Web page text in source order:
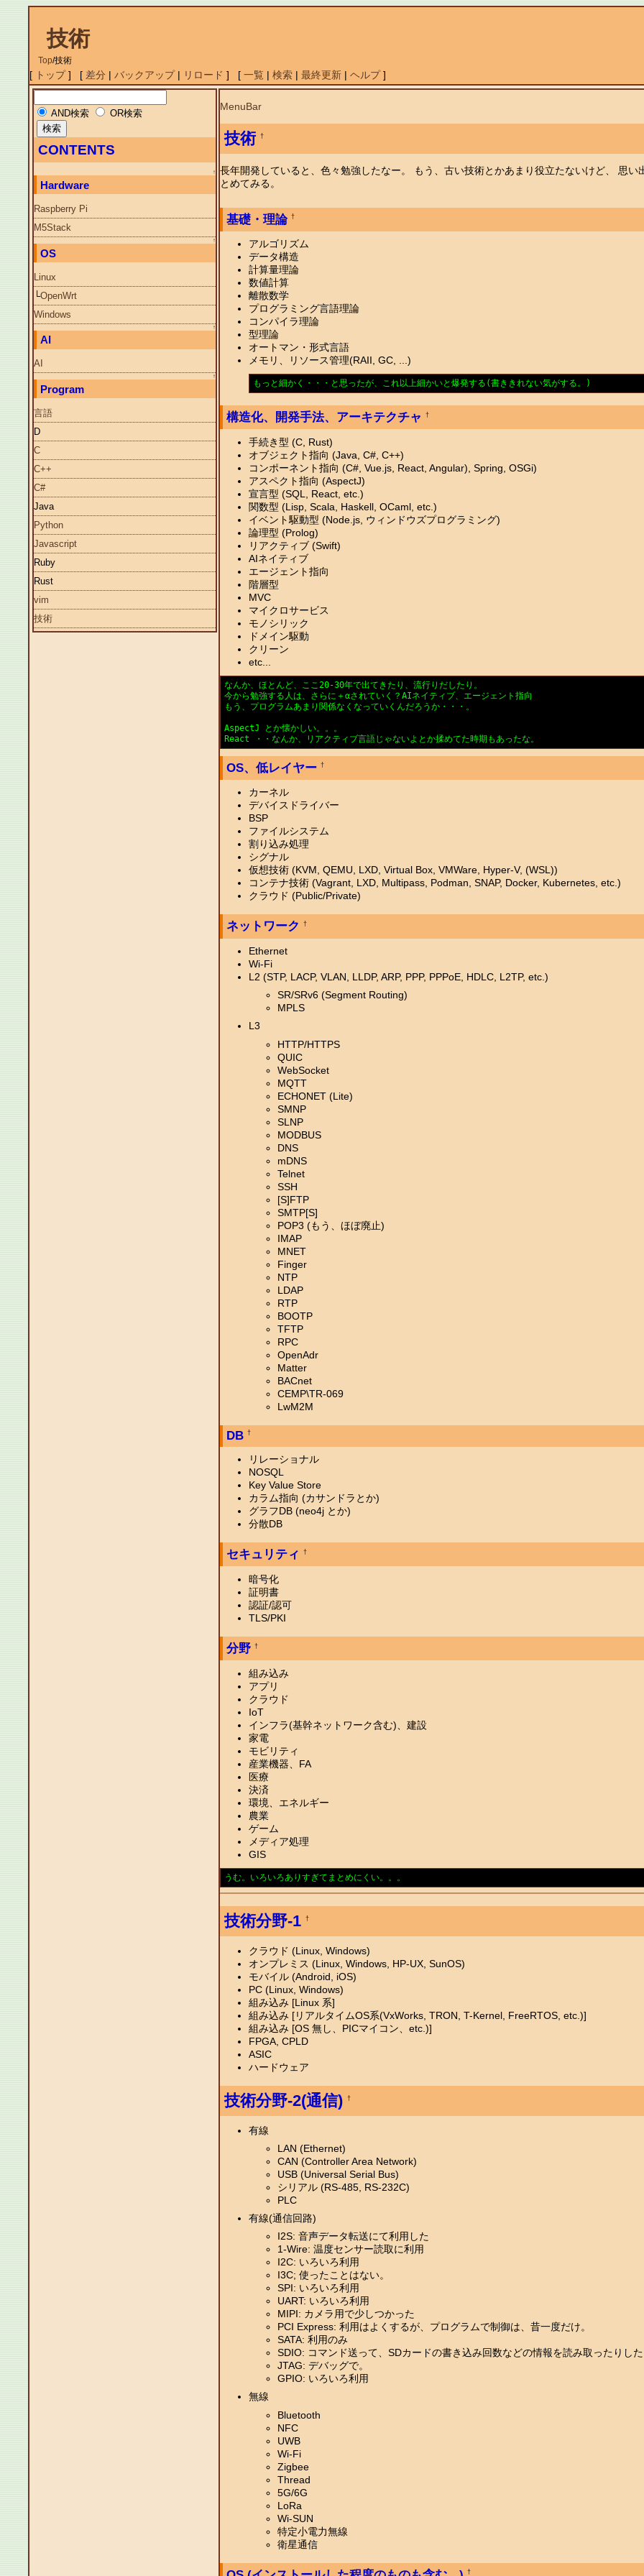
技術
Top/技術
[ トップ] [ 差分 |バックアップ| リロード ] [一覧 |検索 |最終更新 |ヘルプ]
AND検索 OR検索
CONTENTS
↑
Hardware
Raspberry Pi
M5Stack
↑
OS
Linux
└OpenWrt
Windows
↑
AI
AI
↑
Program
言語
D
C
C++
C#
Java
Python
Javascript
Ruby
Rust
vim
技術
MenuBar
技術 †
長年開発していると、色々勉強したなー。 もう、古い技術とかあまり役立たないけど、 思
とめてみる。
基礎・理論 †
アルゴリズム
データ構造
計算量理論
数値計算
離散数学
プログラミング言語理論
コンパイラ理論
型理論
オートマン・形式言語
メモリ、リソース管理(RAII, GC, ...)
もっと細かく・・・と思ったが、これ以上細かいと爆発する(書ききれない気がする。)
構造化、開発手法、アーキテクチャ †
手続き型 (C, Rust)
オブジェクト指向 (Java, C#, C++)
コンポーネント指向 (C#, Vue.js, React, Angular), Spring, OSGi)
アスペクト指向 (AspectJ)
宣言型 (SQL, React, etc.)
関数型 (Lisp, Scala, Haskell, OCaml, etc.)
イベント駆動型 (Node.js, ウィンドウズプログラミング)
論理型 (Prolog)
リアクティブ (Swift)
AIネイティブ
エージェント指向
階層型
MVC
マイクロサービス
モノシリック
ドメイン駆動
クリーン
etc...
なんか、ほとんど、ここ20-30年で出てきたり、流行りだしたり。
今から勉強する人は、さらに＋αされていく？AIネイティブ、エージェント指向
もう、プログラムあまり関係なくなっていくんだろうか・・・。
AspectJ とか懐かしい。。。
React ・・なんか、リアクティブ言語じゃないよとか揉めてた時期もあったな。
OS、低レイヤー †
カーネル
デバイスドライバー
BSP
ファイルシステム
割り込み処理
シグナル
仮想技術 (KVM, QEMU, LXD, Virtual Box, VMWare, Hyper-V, (WSL))
コンテナ技術 (Vagrant, LXD, Multipass, Podman, SNAP, Docker, Kubernetes, etc.)
クラウド (Public/Private)
ネットワーク †
Ethernet
Wi-Fi
L2 (STP, LACP, VLAN, LLDP, ARP, PPP, PPPoE, HDLC, L2TP, etc.)
SR/SRv6 (Segment Routing)
MPLS
L3
HTTP/HTTPS
QUIC
WebSocket
MQTT
ECHONET (Lite)
SMNP
SLNP
MODBUS
DNS
mDNS
Telnet
SSH
[S]FTP
SMTP[S]
POP3 (もう、ほぼ廃止)
IMAP
MNET
Finger
NTP
LDAP
RTP
BOOTP
TFTP
RPC
OpenAdr
Matter
BACnet
CEMP\TR-069
LwM2M
DB †
リレーショナル
NOSQL
Key Value Store
カラム指向 (カサンドラとか)
グラフDB (neo4j とか)
分散DB
セキュリティ †
暗号化
証明書
認証/認可
TLS/PKI
分野 †
組み込み
アプリ
クラウド
IoT
インフラ(基幹ネットワーク含む)、建設
家電
モビリティ
産業機器、FA
医療
決済
環境、エネルギー
農業
ゲーム
メディア処理
GIS
うむ。いろいろありすぎてまとめにくい。。。
技術分野-1 †
クラウド (Linux, Windows)
オンプレミス (Linux, Windows, HP-UX, SunOS)
モバイル (Android, iOS)
PC (Linux, Windows)
組み込み [Linux 系]
組み込み [リアルタイムOS系(VxWorks, TRON, T-Kernel, FreeRTOS, etc.)]
組み込み [OS 無し、PICマイコン、etc.)]
FPGA, CPLD
ASIC
ハードウェア
技術分野-2(通信) †
有線
LAN (Ethernet)
CAN (Controller Area Network)
USB (Universal Serial Bus)
シリアル (RS-485, RS-232C)
PLC
有線(通信回路)
I2S: 音声データ転送にて利用した
1-Wire: 温度センサー読取に利用
I2C: いろいろ利用
I3C; 使ったことはない。
SPI: いろいろ利用
UART: いろいろ利用
MIPI: カメラ用で少しつかった
PCI Express: 利用はよくするが、プログラムで制御は、昔一度だけ。
SATA: 利用のみ
SDIO: コマンド送って、SDカードの書き込み回数などの情報を読み取ったりし
JTAG: デバッグで。
GPIO: いろいろ利用
無線
Bluetooth
NFC
UWB
Wi-Fi
Zigbee
Thread
5G/6G
LoRa
Wi-SUN
特定小電力無線
衛星通信
†